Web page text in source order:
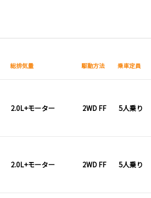
総排気量 駆動方法 乗車定員
2.0L+モーター 2WD FF 5人乗り
2.0L+モーター 2WD FF 5人乗り